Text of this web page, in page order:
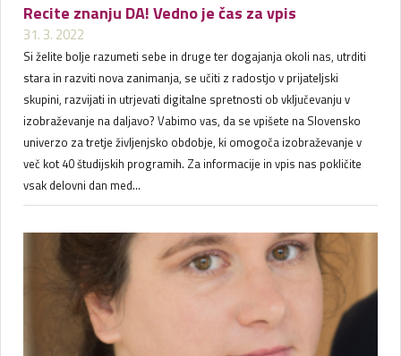
Recite znanju DA! Vedno je čas za vpis
31. 3. 2022
Si želite bolje razumeti sebe in druge ter dogajanja okoli nas, utrditi
stara in razviti nova zanimanja, se učiti z radostjo v prijateljski
skupini, razvijati in utrjevati digitalne spretnosti ob vključevanju v
izobraževanje na daljavo? Vabimo vas, da se vpišete na Slovensko
univerzo za tretje življenjsko obdobje, ki omogoča izobraževanje v
več kot 40 študijskih programih. Za informacije in vpis nas pokličite
vsak delovni dan med...